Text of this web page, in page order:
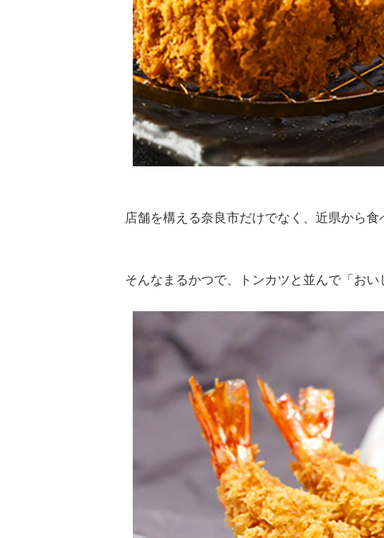
店舗を構える奈良市だけでなく、近県から食
そんなまるかつで、トンカツと並んで「おい